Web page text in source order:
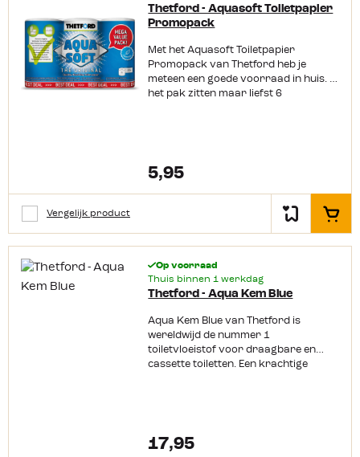
Thetford - Aquasoft Toiletpapier
Promopack
Met het Aquasoft Toiletpapier
Promopack van Thetford heb je
meteen een goede voorraad in huis. In
het pak zitten maar liefst 6
en het legen van de afvaltank een
stuk minder… avontuurlijk wordt. Het
papier voelt lekker zacht aan en met
200 tweelaagse velletjes per rol kun je
er voorlopig weer tegenaan.
toiletten Voorkomt verstopping 6
rollen met elk 200 dubbellaags vellen
5,95
Vergelijk product In het
Op voorraad
Thuis binnen 1 werkdag
Thetford - Aqua Kem Blue
Aqua Kem Blue van Thetford is
wereldwijd de nummer 1
toiletvloeistof voor draagbare en
cassette toiletten. Een krachtige
afvalstoffen en heeft ook nog eens
een heerlijk frisse geur.
17,95